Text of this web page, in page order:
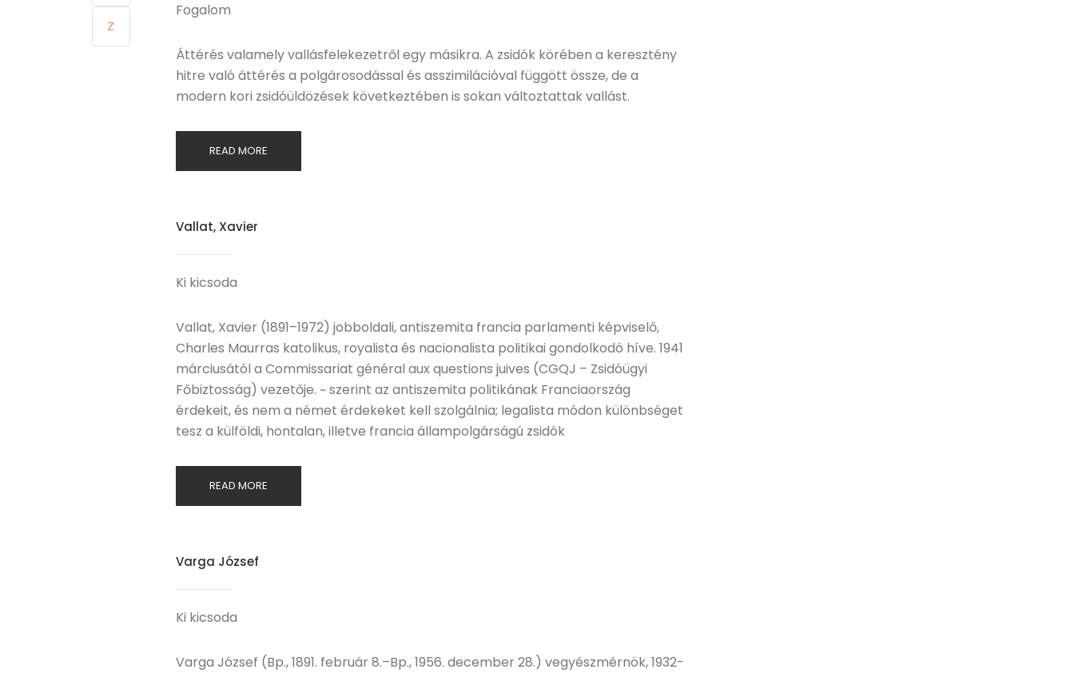
Z
Fogalom
Áttérés valamely vallásfelekezetről egy másikra. A zsidók körében a keresztény
hitre való áttérés a polgárosodással és asszimilációval függött össze, de a
modern kori zsidóüldözések következtében is sokan változtattak vallást.
READ MORE
Vallat, Xavier
Ki kicsoda
Vallat, Xavier (1891–1972) jobboldali, antiszemita francia parlamenti képviselő,
Charles Maurras katolikus, royalista és nacionalista politikai gondolkodó híve. 1941
márciusától a Commissariat général aux questions juives (CGQJ – Zsidóügyi
Főbiztosság) vezetője. ~ szerint az antiszemita politikának Franciaország
érdekeit, és nem a német érdekeket kell szolgálnia; legalista módon különbséget
tesz a külföldi, hontalan, illetve francia állampolgárságú zsidók
READ MORE
Varga József
Ki kicsoda
Varga József (Bp., 1891. február 8.–Bp., 1956. december 28.) vegyészmérnök, 1932-